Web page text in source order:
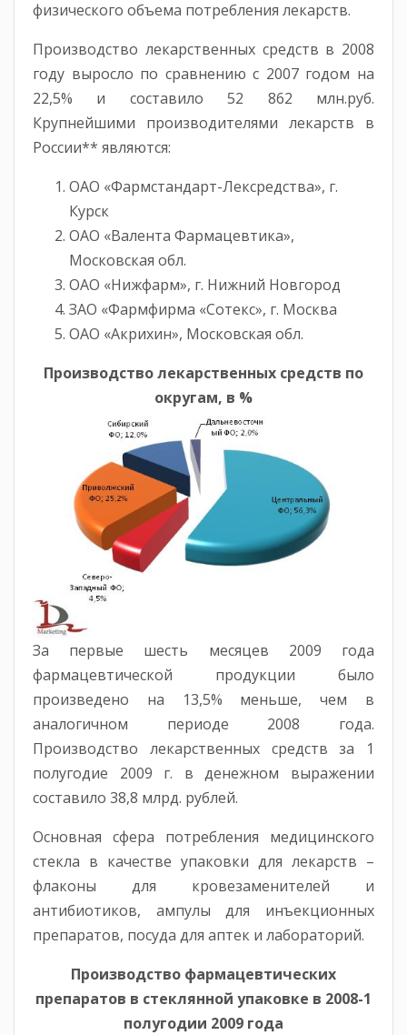
физического объема потребления лекарств.
Производство лекарственных средств в 2008
году выросло по сравнению с 2007 годом на
22,5% и составило 52 862 млн.руб.
Крупнейшими производителями лекарств в
России** являются:
ОАО «Фармстандарт-Лексредства», г.
Курск
ОАО «Валента Фармацевтика»,
Московская обл.
ОАО «Нижфарм», г. Нижний Новгород
ЗАО «Фармфирма «Сотекс», г. Москва
ОАО «Акрихин», Московская обл.
Производство лекарственных средств по
округам, в %
За первые шесть месяцев 2009 года
фармацевтической продукции было
произведено на 13,5% меньше, чем в
аналогичном периоде 2008 года.
Производство лекарственных средств за 1
полугодие 2009 г. в денежном выражении
составило 38,8 млрд. рублей.
Основная сфера потребления медицинского
стекла в качестве упаковки для лекарств –
флаконы для кровезаменителей и
антибиотиков, ампулы для инъекционных
препаратов, посуда для аптек и лабораторий.
Производство фармацевтических
препаратов в стеклянной упаковке в 2008-1
полугодии 2009 года